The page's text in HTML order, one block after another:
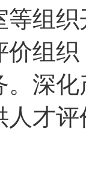
组
价组
深
人才